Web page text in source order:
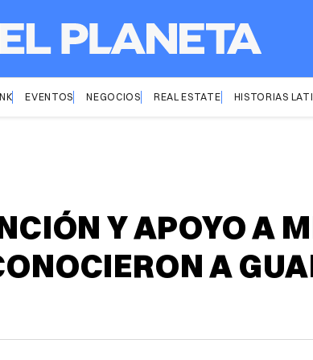
EVENTOS NEGOCIOS REAL ESTATE HISTORIAS
Y APOYO A
A